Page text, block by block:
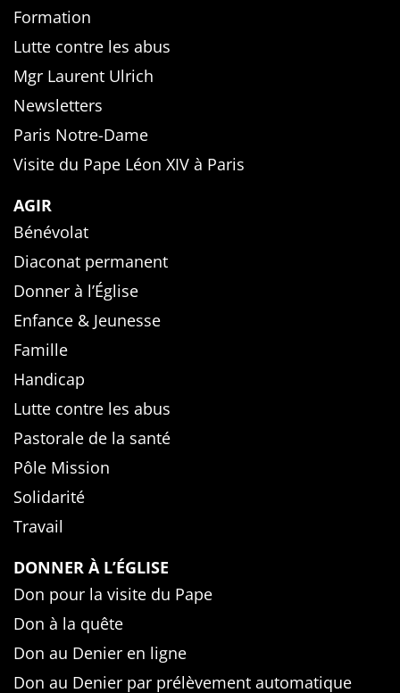
Formation
Lutte contre les abus
Mgr Laurent Ulrich
Newsletters
Paris Notre-Dame
Visite du Pape Léon XIV à Paris
AGIR
Bénévolat
Diaconat permanent
Donner à l’Église
Enfance & Jeunesse
Famille
Handicap
Lutte contre les abus
Pastorale de la santé
Pôle Mission
Solidarité
Travail
DONNER À L’ÉGLISE
Don pour la visite du Pape
Don à la quête
Don au Denier en ligne
Don au Denier par prélèvement automatique